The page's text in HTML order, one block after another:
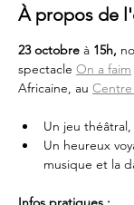
À propos de
23 octobre à 15h,
spectacle On a faim
Africaine, au
Un jeu
Un heureux
musique et la